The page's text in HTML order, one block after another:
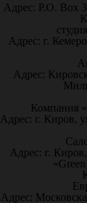
Адрес: P.O. Box
Адрес: г.
Адрес:
Компания
Адрес: г. Киров,
Адрес: г.
Адрес: